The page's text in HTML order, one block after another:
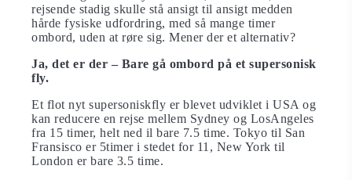
rejsende stadig skulle stå ansigt til ansigt medden
hårde fysiske udfordring, med så mange timer
ombord, uden at røre sig. Mener der et alternativ?
Ja, det er der – Bare gå ombord på et supersonisk
fly.
Et flot nyt supersoniskfly er blevet udviklet i USA og
kan reducere en rejse mellem Sydney og LosAngeles
fra 15 timer, helt ned il bare 7.5 time. Tokyo til San
Fransisco er 5timer i stedet for 11, New York til
London er bare 3.5 time.